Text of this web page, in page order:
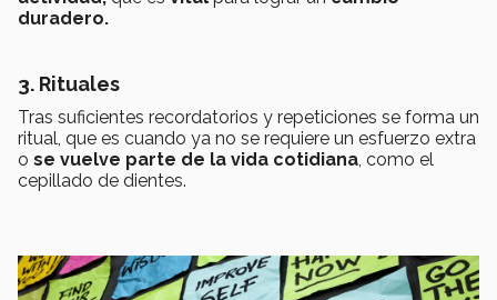
duradero.
3. Rituales
Tras suficientes recordatorios y repeticiones se forma un
ritual, que es cuando ya no se requiere un esfuerzo extra
o se vuelve parte de la vida cotidiana , como el
cepillado de dientes.